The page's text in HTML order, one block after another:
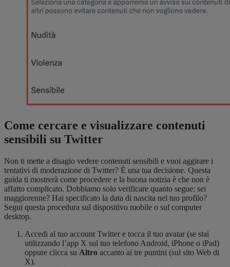
Come cercare e visualizzare contenuti
sensibili su Twitter
Non ti mette a disagio vedere contenuti sensibili e vuoi aggirare i
tentativi di moderazione di Twitter? È una tua decisione. Questa
guida ti mostrerà come procedere e la buona notizia è che non è
affatto complicato. Dobbiamo solo verificare quanto segue: sei
maggiorenne? Hai specificato la data di nascita nel tuo profilo?
Segui questa procedura sul dispositivo mobile o sul computer
desktop.
Accedi al tuo account Twitter e tocca il tuo avatar (se stai
utilizzando l’app X sul tuo telefono Android, iPhone o iPad)
oppure clicca su Altro accanto ai tre puntini (sul sito Web di
X).